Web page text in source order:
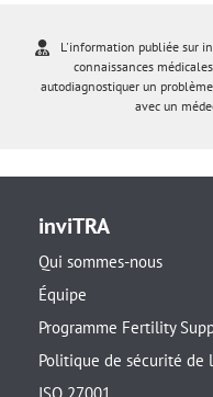
L'information publiée sur
connaissances
autodiagnostiquer un
avec un
inviTRA
Qui sommes-nous
Équipe
Programme Fertility
Politique de sécurité de